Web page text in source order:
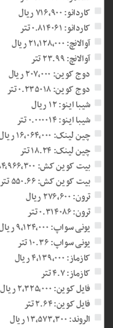
کاردانو: ۷۱۶,۹۰۰ ریال
کاردانو: ۰.۸۱۴۰۶۱ تتر
آوالانچ: ۲۱,۱۲۸,۰۰۰ ریال
آوالانچ: ۲۳.۹۹ تتر
دوج کوین: ۲۰۷,۰۰۰ ریال
دوج کوین: ۰.۲۳۵۰۱۸ تتر
شیبا اینو: ۱۲ ریال
شیبا اینو: ۰.۰۰۰۰۱۴ تتر
چین لینک: ۱۶,۰۶۴,۰۰۰ ریال
چین لینک: ۱۸.۲۴ تتر
بیت کوین کش: ۴۸۴,۹۶۶,۳۰۰ ریال
بیت کوین کش: ۵۵۰.۶۶ تتر
ترون: ۲۷۶,۶۰۰ ریال
ترون: ۰.۳۱۴۰۸۶ تتر
یونی سواپ: ۹,۱۲۴,۰۰۰ ریال
یونی سواپ: ۱۰.۳۶ تتر
کازماز: ۴,۱۳۹,۰۰۰ ریال
کازماز: ۴.۷ تتر
فایل کوین: ۲,۳۲۵,۰۰۰ ریال
فایل کوین: ۲.۶۴ تتر
الروند: ۱۳,۵۷۳,۳۰۰ ریال